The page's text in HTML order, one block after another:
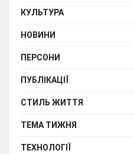
КУЛЬТУРА
НОВИНИ
ПЕРСОНИ
ПУБЛІКАЦІЇ
СТИЛЬ ЖИТТЯ
ТЕМА ТИЖНЯ
ТЕХНОЛОГІЇ